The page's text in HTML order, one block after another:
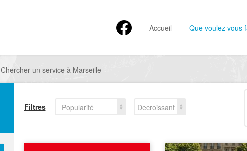
Accueil Que voulez vous
Chercher un service à Marseille
Filtres Popularité
Decroissant